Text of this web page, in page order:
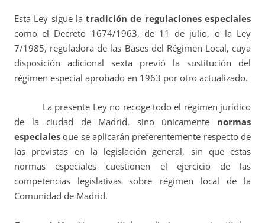
Esta Ley sigue latradición de regulaciones especiales
como el Decreto 1674/1963, de 11 de julio, o la Ley
7/1985, reguladora de las Bases del Régimen Local, cuya
disposición adicional sexta previó la sustitución del
régimen especial aprobado en 1963 por otro actualizado.
La presente Ley no recoge todo el régimen jurídico
de la ciudad de Madrid, sino únicamente normas
especiales que se aplicarán preferentemente respecto de
las previstas en la legislación general, sin que estas
normas especiales cuestionen el ejercicio de las
competencias legislativas sobre régimen local de la
Comunidad de Madrid.